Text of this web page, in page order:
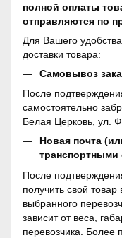
полной оплаты
отправляются по
Для Вашего
доставки товара:
Самовывоз
После
самостоятельно
Белая Церковь, ул.
Новая почта
транспортными
После
получить свой
выбранного
зависит от веса,
перевозчика.